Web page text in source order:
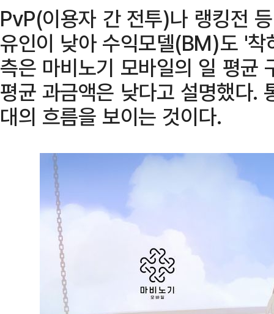
PvP(이용자 간 전투)나 랭킹전
유인이 낮아 수익모델(BM)도 '
측은 마비노기 모바일의 일 평균
평균 과금액은 낮다고 설명했다.
대의 흐름을 보이는 것이다.